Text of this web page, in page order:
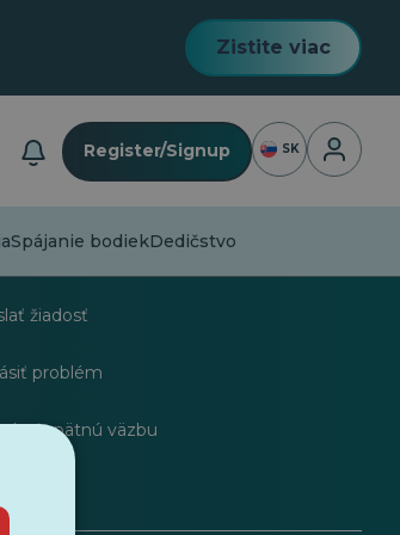
Zistite viac
Register/Signup SK
Spájanie bodiekDedičstvo
kladené otázky
žiadosť
problém
spätnú väzbu